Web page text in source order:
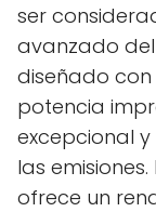
ser
avanzado
diseñado
potencia
excepcional
las
ofrece un